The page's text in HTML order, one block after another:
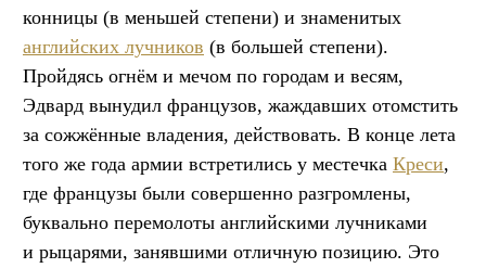
конницы (в меньшей степени) и знаменитых
английских лучников (в большей степени).
Пройдясь огнём и мечом по городам и весям,
Эдвард вынудил французов, жаждавших отомстить
за сожжённые владения, действовать. В конце лета
того же года армии встретились у местечка Креси,
где французы были совершенно разгромлены,
буквально перемолоты английскими лучниками
и рыцарями, занявшими отличную позицию. Это